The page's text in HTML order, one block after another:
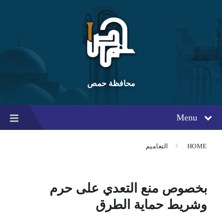
content
main
navigation
footer
محافظة حمص
Menu
HOME التعاميم
بخصوص منع التعدي على حرم
وشريط حماية الطرق